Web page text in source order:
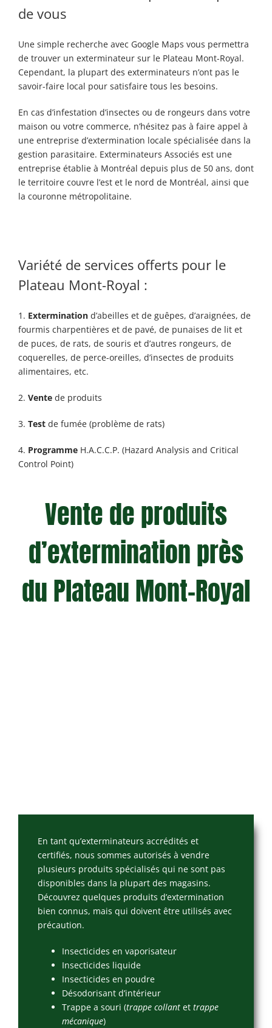
de vous
Une simple recherche avec Google Maps vous permettra
de trouver un exterminateursur le Plateau Mont-Royal.
Cependant, la plupart des exterminateurs n’ont pas le
savoir-faire local pour satisfaire tous les besoins.
En cas d’infestation d’insectes ou de rongeurs dans votre
maison ou votre commerce, n’hésitez pas à faire appel à
une entreprise d’extermination locale spécialisée dans la
gestion parasitaire. Exterminateurs Associés est une
entreprise établie à Montréal depuis plus de 50 ans, dont
le territoire couvre l’est et le nord de Montréal, ainsi que
la couronne métropolitaine.
Variété de servicesofferts pour le
Plateau Mont-Royal :
1. Exterminationd’abeilles et de guêpes, d’araignées, de
fourmis charpentières et de pavé, de punaises de lit et
de puces, de rats, de souris et d’autres rongeurs, de
coquerelles, de perce-oreilles, d’insectes de produits
alimentaires, etc.
2. Ventede produits
3. Testde fumée (problème de rats)
4. ProgrammeH.A.C.C.P. (Hazard Analysis and Critical
Control Point)
Vente de produits
d’extermination près
du Plateau Mont-Royal
En tant qu’exterminateurs accrédités et
certifiés, nous sommes autorisés à vendre
plusieurs produits spécialisés qui ne sont pas
disponibles dans la plupart des magasins.
Découvrez quelques produits d’extermination
bien connus, mais qui doivent être utilisés avec
précaution.
Insecticides en vaporisateur
Insecticides liquide
Insecticides en poudre
Désodorisant d’intérieur
Trappe a souri (trappe collantet trappe
mécanique)